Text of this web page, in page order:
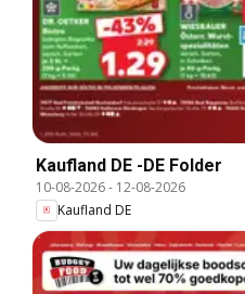
Kaufland DE -DE Folder
10-08-2026- 12-08-2026
Kaufland DE